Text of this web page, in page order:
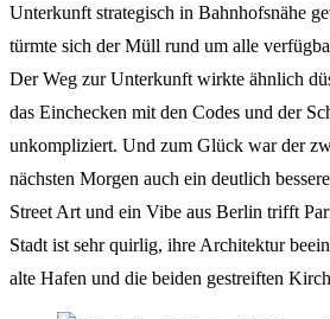
Unterkunft strategisch in Bahnhofsnähe
türmte sich derMüll rund um alle
Der Weg zur Unterkunft wirkte ähnlich
das Einchecken mit den Codes und der
unkompliziert. Und zum Glück war der
nächsten Morgen auch ein deutlich
Street Art und ein Vibe aus Berlin trifft
Stadt ist sehr quirlig, ihre Architektur
alte Hafen und die beiden gestreiften